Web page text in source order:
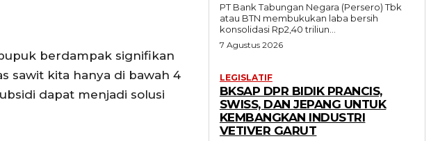
berdampak signifikan
sawit kita hanya di bawah 4
dapat menjadi solusi
PT Bank Tabungan Negara (Persero) Tbk
atau BTN membukukan laba bersih
konsolidasi Rp2,40 triliun...
7 Agustus 2026
LEGISLATIF
BKSAP DPR BIDIK PRANCIS,
SWISS, DAN JEPANG UNTUK
KEMBANGKAN INDUSTRI
VETIVER GARUT